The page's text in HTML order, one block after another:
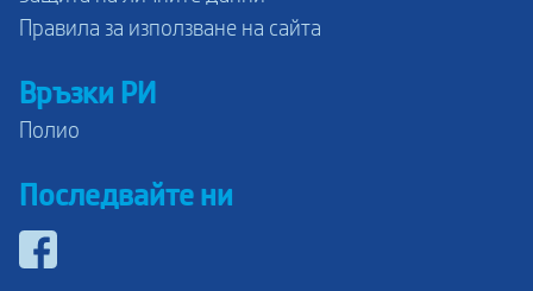
Правила за използване на сайта
Връзки РИ
Полио
Последвайте ни